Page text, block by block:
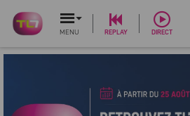
MENU REPLAY DIRECT